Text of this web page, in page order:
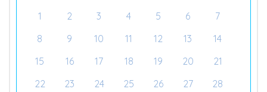
1
2 3 4 5 6
7
8
9 10 11 12 13
14
15
16 17 18 19 20
21
22
23 24 25 26 27
28